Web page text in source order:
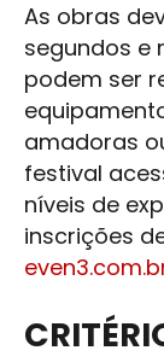
As obras
segundos e
podem ser
amadoras
festival
níveis de
inscrições